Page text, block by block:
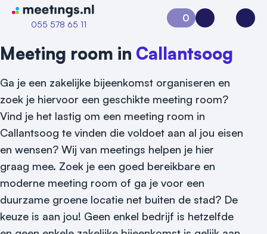
Naar home van Meetings
055 578 65 11
Vraag locatie aan
Locatiegids
0
Aanvraag 0Inloggen
Meeting room in Callantsoog
Ga je een zakelijke bijeenkomst organiseren en
zoek je hiervoor een geschikte meeting room?
Vind je het lastig om een meeting room in
Callantsoog te vinden die voldoet aan al jou eisen
en wensen? Wij van meetings helpen je hier
graag mee. Zoek je een goed bereikbare en
moderne meeting room of ga je voor een
duurzame groene locatie net buiten de stad? De
keuze is aan jou! Geen enkel bedrijf is hetzelfde